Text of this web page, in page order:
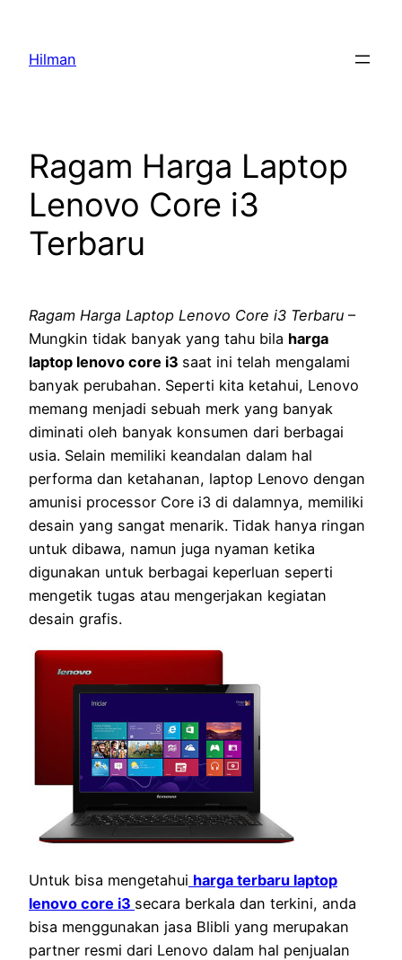
content
Hilman
Ragam Harga Laptop
Lenovo Core i3
Terbaru
Ragam Harga Laptop Lenovo Core i3 Terbaru –
Mungkin tidak banyak yang tahu bila harga
laptop lenovo core i3 saat ini telah mengalami
banyak perubahan. Seperti kita ketahui, Lenovo
memang menjadi sebuah merk yang banyak
diminati oleh banyak konsumen dari berbagai
usia. Selain memiliki keandalan dalam hal
performa dan ketahanan, laptop Lenovo dengan
amunisi processor Core i3 di dalamnya, memiliki
desain yang sangat menarik. Tidak hanya ringan
untuk dibawa, namun juga nyaman ketika
digunakan untuk berbagai keperluan seperti
mengetik tugas atau mengerjakan kegiatan
desain grafis.
Untuk bisa mengetahui harga terbaru laptop
lenovo core i3 secara berkala dan terkini, anda
bisa menggunakan jasa Blibli yang merupakan
partner resmi dari Lenovo dalam hal penjualan